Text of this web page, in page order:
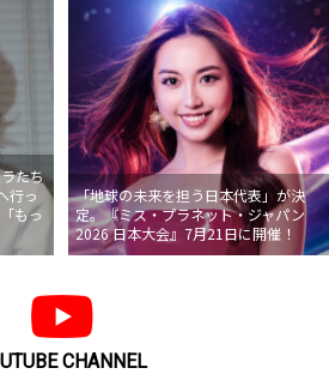
たち
行っ
もっ
「地球の未来を担う日本代表」が決
定。『ミス・プラネット・ジャパン
2026 日本大会』7月21日に開催！
CHANNEL